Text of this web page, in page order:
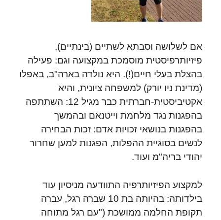
אם לשלושה וסבתא לשתיים (בינתיים),
פיזיותרפיסטית מוסמכת במקצועה וגם: פעילה
בהצלת בעלי חיים(!). היא נולדה בארה"ב, באפלו
(מדינת ניו יורק) למשפחה ציונית, והיא
אקטיביסטית-חברתית כבר מגיל 12: השתתפה
בהפגנות נגד מלחמת וייטנאם ובהמשך
בהפגנות בנושאי זכויות אדם: זכות הבחירה
לנשים בסוגיית ההפלות, הפגנות למען שחרור
יהודי בריה"מ ועוד.
למקצוע הפיזיותרפיה התוודעה מניסיון עוד
בילדותה: בהיותה בת 10 שברה רגל, עברה
תקופת החלמה ממושכת ("עם רגל מתוחה